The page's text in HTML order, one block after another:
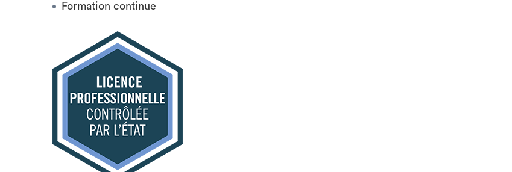
Formation continue